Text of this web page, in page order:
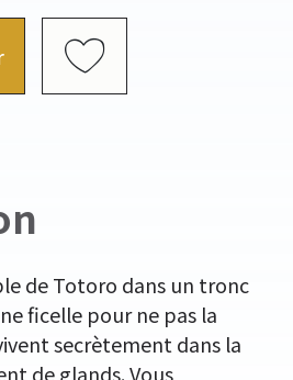
de Totoro dans un tronc
ficelle pour ne pas la
secrètement dans la
de glands. Vous